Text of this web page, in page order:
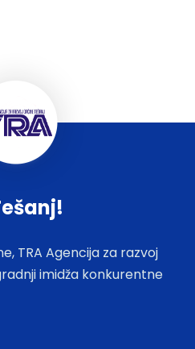
TRA Agencija za razvoj
imidža konkurentne